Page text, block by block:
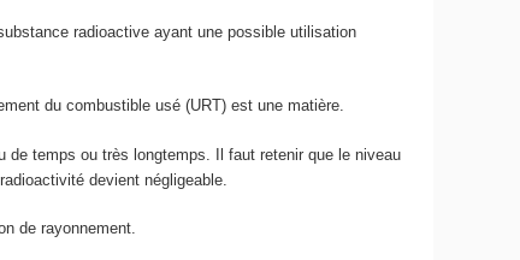
radioactive ayant une possible utilisation
du combustible usé (URT) est une matière.
temps ou très longtemps. Il faut retenir que le niveau
devient négligeable.
de rayonnement.